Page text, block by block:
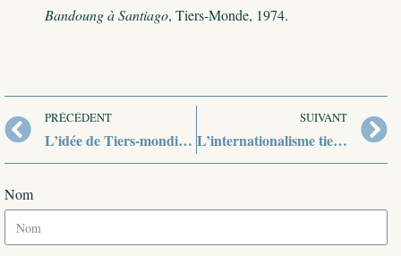
Bandoung à Santiago, Tiers-Monde, 1974.
PRÉCÉDENT
L’idée de Tiers-mondisme
SUIVANT
L’internationalisme tiers-mondiste et la fin des deux blocs
Nom